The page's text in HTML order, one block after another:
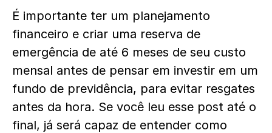
É importante ter um planejamento
financeiro e criar uma reserva de
emergência de até 6 meses de seu custo
mensal antes de pensar em investir em um
fundo de previdência, para evitar resgates
antes da hora. Se você leu esse post até o
final, já será capaz de entender como